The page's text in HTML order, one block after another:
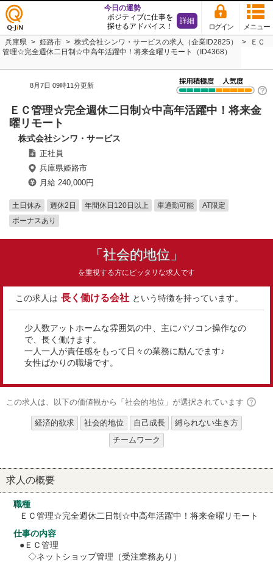
仕事
探し
人サ
メニュー
ログイン
今日の運勢
ポジティブに仕事を
探せるアドバイス！
詳細
兵庫県 姫路市 株式会社シンワ・サービスの求人（企業ID2825）
ＥＣ
管理☆完全週休二日制☆中高年活躍中！将来金曜リモート（ID4368）
8月7日 09時11分更新
ＥＣ管理☆完全週休二日制☆中高年活躍中！将来金
曜リモート
株式会社シンワ・サービス
正社員
兵庫県姫路市
月給 240,000円
土日休み 週休2日 年間休日120日以上 車通勤可能
AT限定
ボーナスあり
「社会的地位」
を重視する方にピッタリな求人です
この求人は 長く働ける会社 という特徴を持っています。
少人数アットホームな雰囲気の中、主にパソコン操作なの
で、長く働けます。
一人一人が責任感をもって日々の業務に励んでます♪
女性ばかりの職場です。
この求人は、以下の価値観から「社会的地位」が選択されています
経済的欲求 社会的地位 自己成長
縛られない生き方
チームワーク
求人の概要
職種
ＥＣ管理☆完全週休二日制☆中高年活躍中！将来金曜リモート
仕事の内容
●ＥＣ管理
◇ネットショップ管理（受注業務あり）